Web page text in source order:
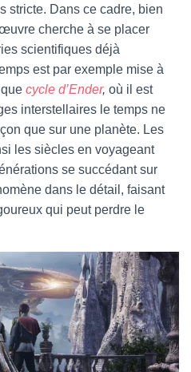
stricte. Dans ce cadre, bien
cherche à se placer
scientifiques déjà
est par exemple mise à
cycle d’Ender, où il est
interstellaires le temps ne
que sur une planète. Les
les siècles en voyageant
se succédant sur
dans le détail, faisant
qui peut perdre le